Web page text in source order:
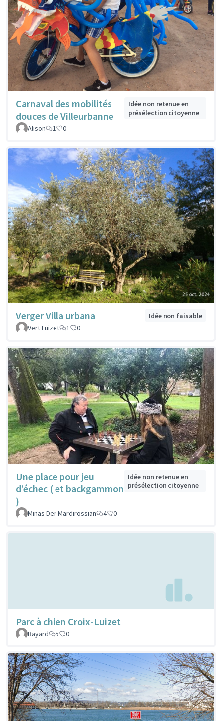
Carnaval des mobilités
douces de Villeurbanne
Idée non retenue en
présélection citoyenne
Alison
1 0
Verger Villa urbana
Idée non faisable
Vert Luizet
1 0
Une place pour jeu
d’échec ( et backgammon
)
Idée non retenue en
présélection citoyenne
Minas Der Mardirossian 4 0
Parc à chien Croix-Luizet
Bayard 5 0